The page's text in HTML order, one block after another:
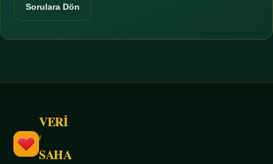
Sorulara Dön
VERİ
/
SAHA